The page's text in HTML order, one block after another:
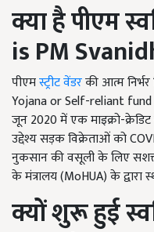
क्या है पीएम
is PM
पीएमस्ट्रीट वेंडरकी आत्म
Yojana or Self-reliant
जून 2020 में एक माइक्रो-
उद्देश्य सड़क विक्रेताओं को
नुकसान की वसूली के लिए
के मंत्रालय (MoHUA) के द्वारा
क्यों शुरू हुई